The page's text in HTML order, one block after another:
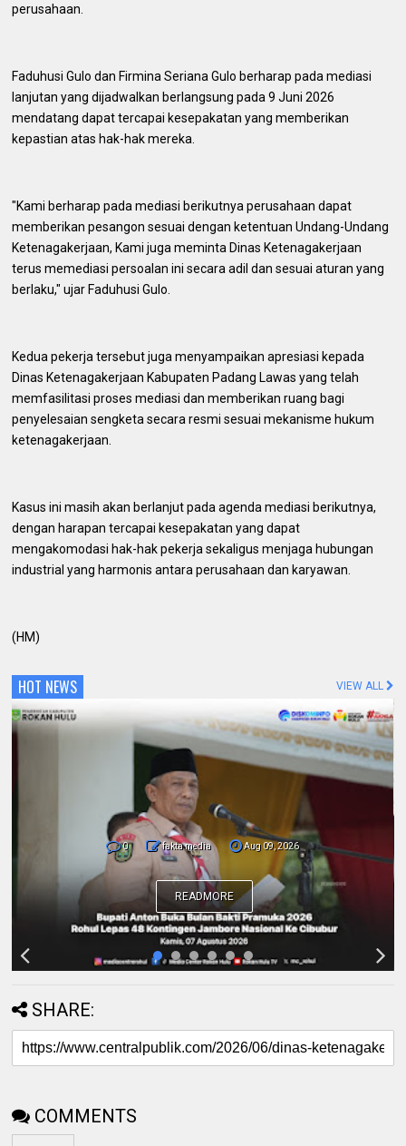
perusahaan.
Faduhusi Gulo dan Firmina Seriana Gulo berharap pada mediasi
lanjutan yang dijadwalkan berlangsung pada 9 Juni 2026
mendatang dapat tercapai kesepakatan yang memberikan
kepastian atas hak-hak mereka.
"Kami berharap pada mediasi berikutnya perusahaan dapat
memberikan pesangon sesuai dengan ketentuan Undang-Undang
Ketenagakerjaan, Kami juga meminta Dinas Ketenagakerjaan
terus memediasi persoalan ini secara adil dan sesuai aturan yang
berlaku," ujar Faduhusi Gulo.
Kedua pekerja tersebut juga menyampaikan apresiasi kepada
Dinas Ketenagakerjaan Kabupaten Padang Lawas yang telah
memfasilitasi proses mediasi dan memberikan ruang bagi
penyelesaian sengketa secara resmi sesuai mekanisme hukum
ketenagakerjaan.
Kasus ini masih akan berlanjut pada agenda mediasi berikutnya,
dengan harapan tercapai kesepakatan yang dapat
mengakomodasi hak-hak pekerja sekaligus menjaga hubungan
industrial yang harmonis antara perusahaan dan karyawan.
(HM)
HOT NEWS VIEW ALL
fakta media Aug 09, 2026
Pemda dan Polres Rokan Hulu Intens
Berkoordinasi untuk Penyusunan Perda
Lingkungan dan Penanaman Pohon Guna
Mendukung Program Green Policing
READMORE
SHARE:
COMMENTS